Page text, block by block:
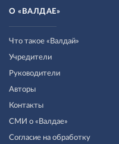
О «ВАЛДАЕ»
Что такое «Валдай»
Учредители
Руководители
Авторы
Контакты
СМИ о «Валдае»
Согласие на обработку